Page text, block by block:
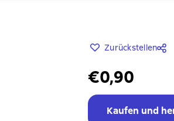
Zurückstellen
€0,90
Kaufen und